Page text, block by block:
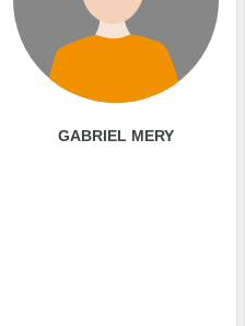
GABRIEL MERY